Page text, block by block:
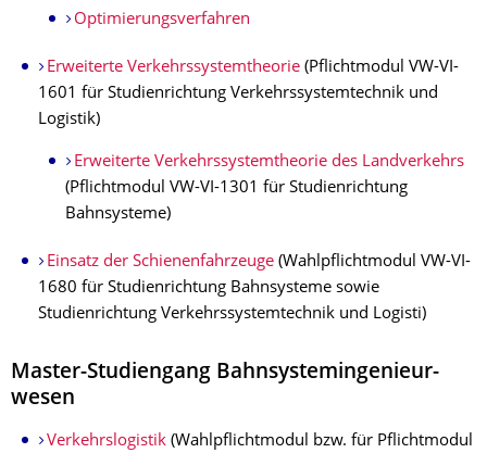
Optimierungsverfahren
Erweiterte Verkehrssystemtheorie(Pflichtmodul VW-VI-
1601 für Studienrichtung Verkehrssystemtechnik und
Logistik)
Erweiterte Verkehrssystemtheorie des Landverkehrs
(Pflichtmodul VW-VI-1301 für Studienrichtung
Bahnsysteme)
Einsatz der Schienenfahrzeuge(Wahlpflichtmodul VW-VI-
1680 für Studienrichtung Bahnsysteme sowie
Studienrichtung Verkehrssystemtechnik und Logisti)
Master-Studiengang Bahn­system­inge­nieur­
wesen
Verkehrslogistik(Wahlpflichtmodul bzw. für Pflichtmodul